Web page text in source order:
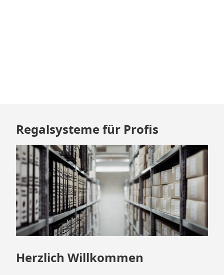
Zum
Footer
springen
Regalsysteme für Profis
Herzlich Willkommen